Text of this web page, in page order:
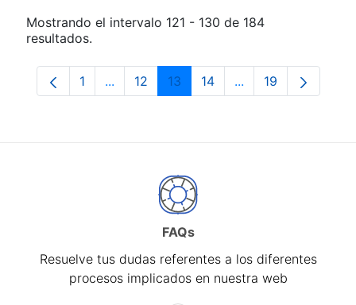
Mostrando el intervalo 121 - 130 de 184
resultados.
Página
1 ...Páginas intermedias Use TAB para
Página
12 Página
13 Página
14 ...PáginasPágina
19
FAQs
Resuelve tus dudas referentes a los diferentes
procesos implicados en nuestra web